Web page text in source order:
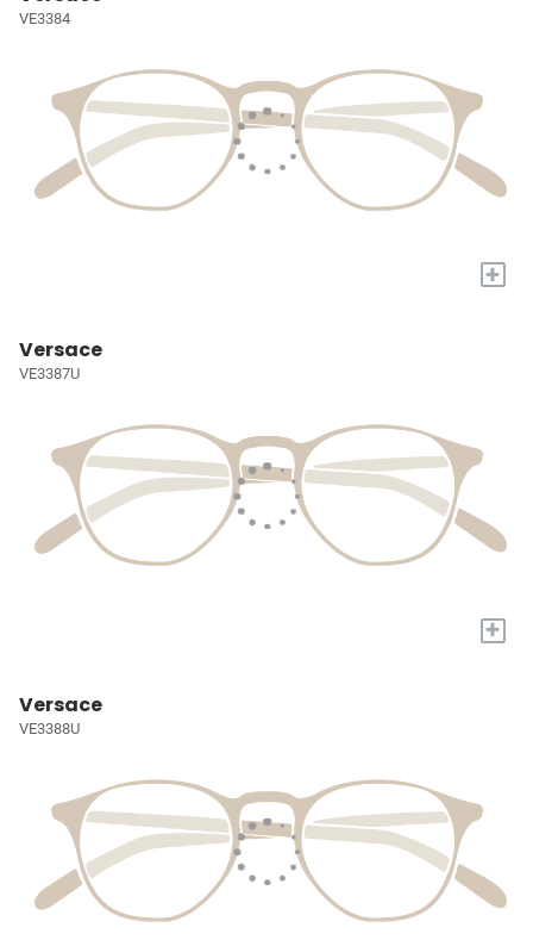
VE3384
+
Versace
VE3387U
+
Versace
VE3388U